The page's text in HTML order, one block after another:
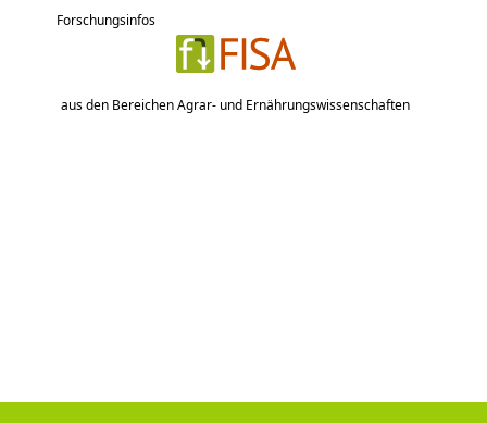
Forschungsinfos
aus den Bereichen Agrar- und Ernährungswissenschaften